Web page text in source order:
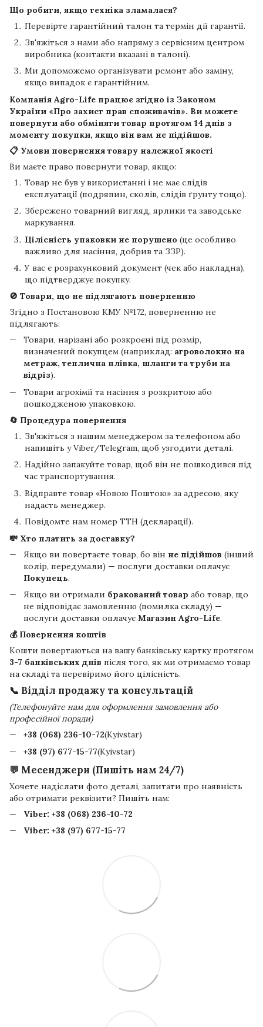
Що робити, якщо техніка зламалася?
Перевірте гарантійний талон та термін дії гарантії.
Зв'яжіться з нами або напряму з сервісним центром
виробника (контакти вказані в талоні).
Ми допоможемо організувати ремонт або заміну,
якщо випадок є гарантійним.
Компанія Agro-Life працює згідно із Законом
України «Про захист прав споживачів». Ви можете
повернути або обміняти товар протягом 14 днів з
моменту покупки, якщо він вам не підійшов.
📋 Умови повернення товару належної якості
Ви маєте право повернути товар, якщо:
Товар не був у використанні і не має слідів
експлуатації (подряпин, сколів, слідів ґрунту тощо).
Збережено товарний вигляд, ярлики та заводське
маркування.
Цілісність упаковки не порушено (це особливо
важливо для насіння, добрив та ЗЗР).
У вас є розрахунковий документ (чек або накладна),
що підтверджує покупку.
🚫 Товари, що не підлягають поверненню
Згідно з Постановою КМУ №172, поверненню не
підлягають:
Товари, нарізані або розкроєні під розмір,
визначений покупцем (наприклад: агроволокно на
метраж, теплична плівка, шланги та труби на
відріз).
Товари агрохімії та насіння з розкритою або
пошкодженою упаковкою.
🔄 Процедура повернення
Зв'яжіться з нашим менеджером за телефоном або
напишіть у Viber/Telegram, щоб узгодити деталі.
Надійно запакуйте товар, щоб він не пошкодився під
час транспортування.
Відправте товар «Новою Поштою» за адресою, яку
надасть менеджер.
Повідомте нам номер ТТН (декларації).
💸 Хто платить за доставку?
Якщо ви повертаєте товар, бо він не підійшов (інший
колір, передумали) — послуги доставки оплачує
Покупець.
Якщо ви отримали бракований товар або товар, що
не відповідає замовленню (помилка складу) —
послуги доставки оплачує Магазин Agro-Life.
💰 Повернення коштів
Кошти повертаються на вашу банківську картку протягом
3-7 банківських днів після того, як ми отримаємо товар
на складі та перевіримо його цілісність.
📞 Відділ продажу та консультацій
(Телефонуйте нам для оформлення замовлення або
професійної поради)
+38 (068) 236-10-72(Kyivstar)
+38 (97) 677-15-77(Kyivstar)
💬 Месенджери (Пишіть нам 24/7)
Хочете надіслати фото деталі, запитати про наявність
або отримати реквізити? Пишіть нам:
Viber: +38 (068) 236-10-72
Viber: +38 (97) 677-15-77